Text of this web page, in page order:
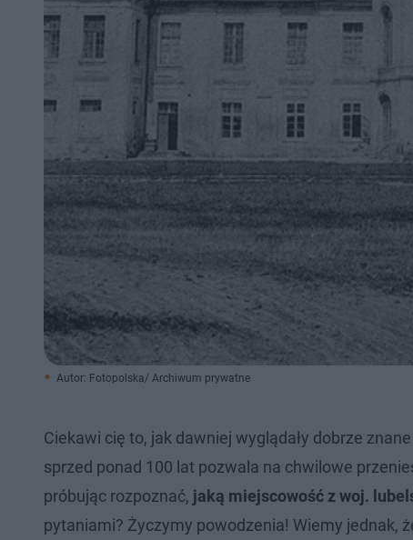
Autor: Fotopolska/ Archiwum prywatne
Ciekawi cię to, jak dawniej wyglądały dobrze
sprzed ponad 100 lat pozwala na chwilowe
próbując rozpoznać, jaką miejscowość z woj.
pytaniami? Życzymy powodzenia! Wiemy jednak,